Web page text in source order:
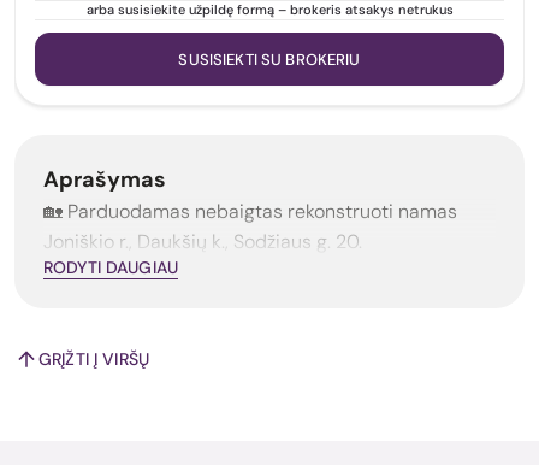
arba susisiekite užpildę formą – brokeris atsakys netrukus
SUSISIEKTI SU BROKERIU
Aprašymas
🏡 Parduodamas nebaigtas rekonstruoti namas
Joniškio r., Daukšių k., Sodžiaus g. 20.
RODYTI DAUGIAU
GRĮŽTI Į VIRŠŲ